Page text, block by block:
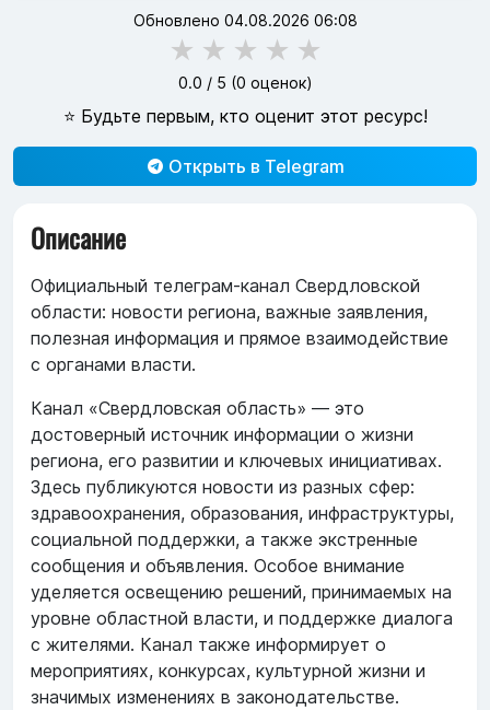
Обновлено 04.08.2026 06:08
★ ★ ★ ★ ★
0.0 / 5 (0 оценок)
⭐ Будьте первым, кто оценит этот ресурс!
Открыть в Telegram
Описание
Официальный телеграм-канал Свердловской
области: новости региона, важные заявления,
полезная информация и прямое взаимодействие
с органами власти.
Канал «Свердловская область» — это
достоверный источник информации о жизни
региона, его развитии и ключевых инициативах.
Здесь публикуются новости из разных сфер:
здравоохранения, образования, инфраструктуры,
социальной поддержки, а также экстренные
сообщения и объявления. Особое внимание
уделяется освещению решений, принимаемых на
уровне областной власти, и поддержке диалога
с жителями. Канал также информирует о
мероприятиях, конкурсах, культурной жизни и
значимых изменениях в законодательстве.